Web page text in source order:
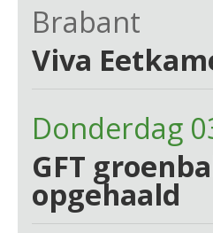
Brabant
Viva
Donderdag
GFT
opgehaald